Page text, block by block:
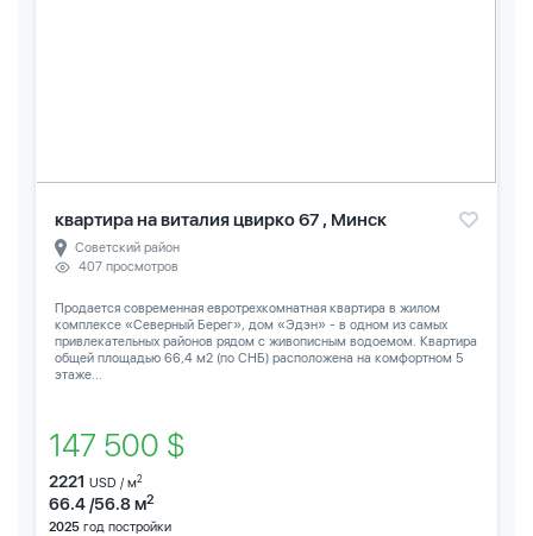
квартира на виталия цвирко 67 , Минск
Советский район
407 просмотров
Продается современная евротрехкомнатная квартира в жилом
комплексе «Северный Берег», дом «Эдэн» - в одном из самых
привлекательных районов рядом с живописным водоемом. Квартира
общей площадью 66,4 м2 (по СНБ) расположена на комфортном 5
этаже...
147 500 $
2221 USD / м2
66.4 /56.8 м2
2025 год постройки